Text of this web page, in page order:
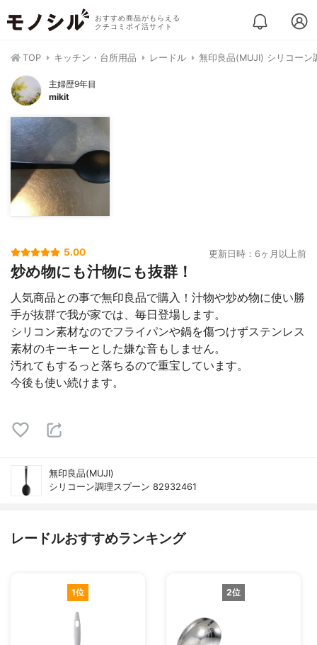
おすすめ商品がもらえる
クチコミポイ活サイト
TOP キッチン・台所用品 レードル 無印良品(MUJI) シリコー
主婦歴9年目
mikit
5.00 更新日時：6ヶ月以上前
炒め物にも汁物にも抜群！
人気商品との事で無印良品で購入！汁物や炒め物に使い勝
手が抜群で我が家では、毎日登場します。
シリコン素材なのでフライパンや鍋を傷つけずステンレス
素材のキーキーとした嫌な音もしません。
汚れてもするっと落ちるので重宝しています。
今後も使い続けます。
無印良品(MUJI)
シリコーン調理スプーン 82932461
レードルおすすめランキング
1位 2位